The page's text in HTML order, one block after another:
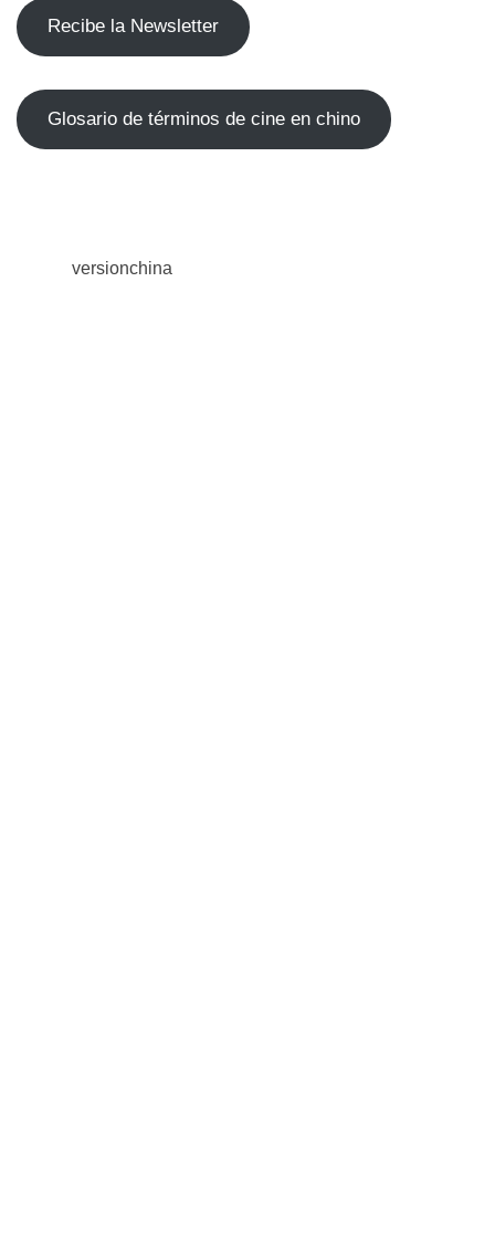
Recibe la Newsletter
Glosario de términos de cine en chino
versionchina